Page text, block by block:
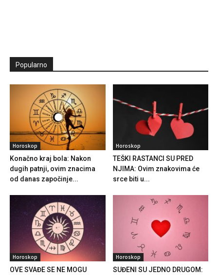
Popularno
Horoskop
Konačno kraj bola: Nakon
dugih patnji, ovim znacima
od danas započinje...
Horoskop
TEŠKI RASTANCI SU PRED
NJIMA: Ovim znakovima će
srce biti u...
Horoskop
OVE SVAĐE SE NE MOGU
Horoskop
SUĐENI SU JEDNO DRUGOM: